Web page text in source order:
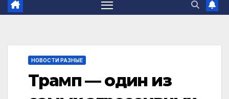
НОВОСТИ РАЗНЫЕ
Трамп — один из